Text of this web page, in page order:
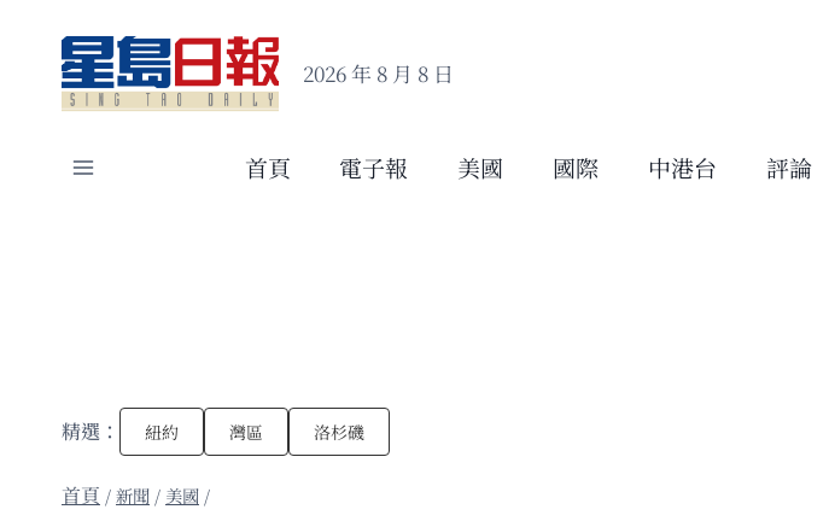
content
2026 年 8 月 8 日
首頁 電子報 美國 國際 中港台 評論
精選： 紐約 灣區 洛杉磯
/新聞 / 美國 /